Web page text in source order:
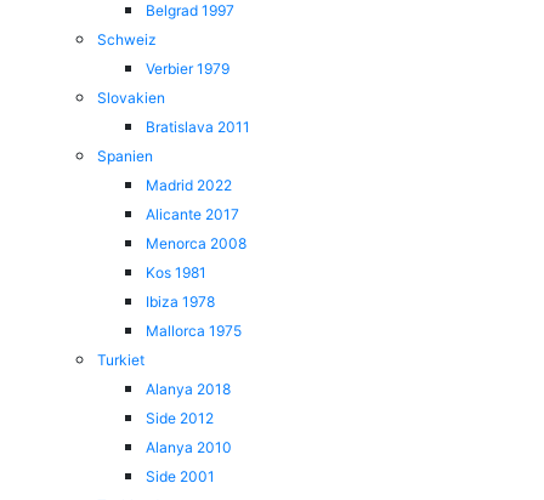
Belgrad 1997
Schweiz
Verbier 1979
Slovakien
Bratislava 2011
Spanien
Madrid 2022
Alicante 2017
Menorca 2008
Kos 1981
Ibiza 1978
Mallorca 1975
Turkiet
Alanya 2018
Side 2012
Alanya 2010
Side 2001